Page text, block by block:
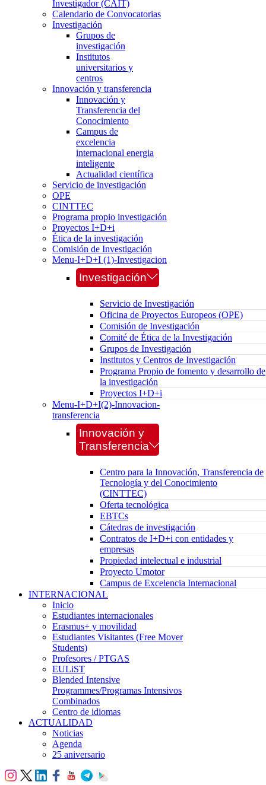
Investigador (CAIT)
Calendario de Convocatorias
Investigación
Grupos de
investigación
Institutos
universitarios y
centros
Innovación y transferencia
Innovación y
Transferencia del
Conocimiento
Campus de
excelencia
internacional energia
inteligente
Actualidad científica
Servicio de investigación
OPE
CINTTEC
Programa propio investigación
Proyectos I+D+i
Ética de la investigación
Comisión de Investigación
Menu-I+D+I (1)-Investigacion
Investigación
Servicio de Investigación
Oficina de Proyectos Europeos (OPE)
Comisión de Investigación
Comité de Ética de la Investigación
Grupos de Investigación
Institutos y Centros de Investigación
Programa Propio de fomento y desarrollo de
la investigación
Proyectos I+D+i
Menu-I+D+I(2)-Innovacion-
transferencia
Innovación y
Transferencia
Centro para la Innovación, Transferencia de
Tecnología y del Conocimiento
(CINTTEC)
Oferta tecnológica
EBTCs
Cátedras de investigación
Contratos de I+D+i con entidades y
empresas
Propiedad intelectual e industrial
Proyecto Umotor
Campus de Excelencia Internacional
INTERNACIONAL
Inicio
Estudiantes internacionales
Erasmus+ y movilidad
Estudiantes Visitantes (Free Mover
Students)
Profesores / PTGAS
EULiST
Blended Intensive
Programmes/Programas Intensivos
Combinados
Centro de idiomas
ACTUALIDAD
Noticias
Agenda
25 aniversario